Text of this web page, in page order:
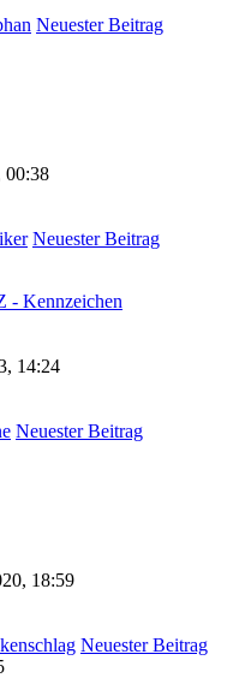
Neuester Beitrag
00:38
Neuester Beitrag
- Kennzeichen
14:24
Neuester Beitrag
18:59
Neuester Beitrag